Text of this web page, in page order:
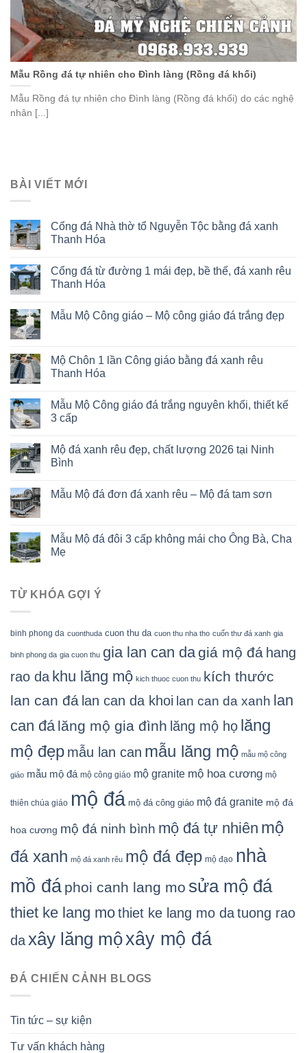
Mẫu Rồng đá tự nhiên cho Đình làng (Rồng đá khối)
Mẫu Rồng đá tự nhiên cho Đình làng (Rồng đá khối) do các nghệ
nhân [...]
BÀI VIẾT MỚI
Cổng đá Nhà thờ tổ Nguyễn Tộc bằng đá xanh
Thanh Hóa
Cổng đá từ đường 1 mái đẹp, bề thế, đá xanh rêu
Thanh Hóa
Mẫu Mộ Công giáo – Mộ công giáo đá trắng đẹp
Mộ Chôn 1 lần Công giáo bằng đá xanh rêu
Thanh Hóa
Mẫu Mộ Công giáo đá trắng nguyên khối, thiết kế
3 cấp
Mộ đá xanh rêu đẹp, chất lượng 2026 tại Ninh
Bình
Mẫu Mộ đá đơn đá xanh rêu – Mộ đá tam sơn
Mẫu Mộ đá đôi 3 cấp không mái cho Ông Bà, Cha
Mẹ
TỪ KHÓA GỢI Ý
binh phong da cuonthuda cuon thu da cuon thu nha tho cuốn thư đá xanh gia
binh phong da gia cuon thu gia lan can dagiá mộ đá hang
rao da khu lăng mộ kich thuoc cuon thu kích thước
lan can đá lan can da khoi lan can da xanh lan
can đá lăng mộ gia đình lăng mộ họ lăng
mộ đẹp mẫu lan can mẫu lăng mộ mẫu mộ công
giáo mẫu mộ đá mộ công giáo mộ granite mộ hoa cương mộ
thiên chúa giáo mộ đá mộ đá công giáo mộ đá granite mộ đá
hoa cương mộ đá ninh bình mộ đá tự nhiên mộ
đá xanh mộ đá xanh rêu mộ đá đẹp mộ đạo nhà
mồ đá phoi canh lang mo sửa mộ đá
thiet ke lang mothiet ke lang mo datuong rao
daxây lăng mộxây mộ đá
ĐÁ CHIẾN CẢNH BLOGS
Tin tức – sự kiện
Tư vấn khách hàng